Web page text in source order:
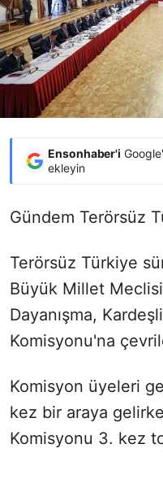
Ensonhaber'i
ekleyin
Gündem Terörsüz
Terörsüz Türkiye
Büyük Millet
Dayanışma,
Komisyonu'na
Komisyon üyeleri
kez bir araya
Komisyonu 3. kez